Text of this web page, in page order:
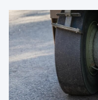
o
d
z
e
n
n
o